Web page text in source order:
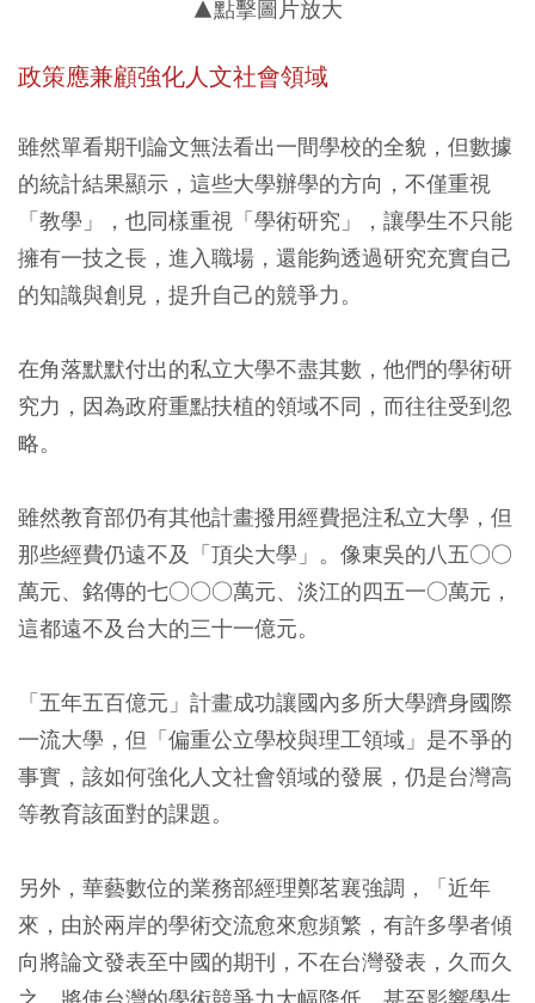
▲點擊圖片放大
政策應兼顧強化人文社會領域
雖然單看期刊論文無法看出一間學校的全貌，但數據
的統計結果顯示，這些大學辦學的方向，不僅重視
「教學」，也同樣重視「學術研究」，讓學生不只能
擁有一技之長，進入職場，還能夠透過研究充實自己
的知識與創見，提升自己的競爭力。
在角落默默付出的私立大學不盡其數，他們的學術研
究力，因為政府重點扶植的領域不同，而往往受到忽
略。
雖然教育部仍有其他計畫撥用經費挹注私立大學，但
那些經費仍遠不及「頂尖大學」。像東吳的八五○○
萬元、銘傳的七○○○萬元、淡江的四五一○萬元，
這都遠不及台大的三十一億元。
「五年五百億元」計畫成功讓國內多所大學躋身國際
一流大學，但「偏重公立學校與理工領域」是不爭的
事實，該如何強化人文社會領域的發展，仍是台灣高
等教育該面對的課題。
另外，華藝數位的業務部經理鄭茗襄強調，「近年
來，由於兩岸的學術交流愈來愈頻繁，有許多學者傾
向將論文發表至中國的期刊，不在台灣發表，久而久